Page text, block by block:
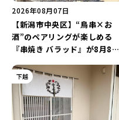
2026年08月07日
【新潟市中央区】“鳥串×お
酒”のペアリングが楽しめる
『串焼き バラッド』が8月8日
インアップ♪
下越